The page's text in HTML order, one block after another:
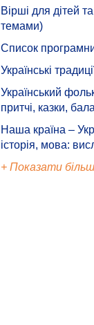
Вірші для дітей
темами)
Список
Українські
Український
притчі, казки,
Наша країна –
історія, мова:
+ Показати